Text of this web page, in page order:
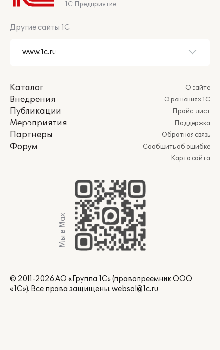
1С:Предприятие
Другие сайты 1С
Каталог
Внедрения
Публикации
Мероприятия
Партнеры
Форум
О сайте
О решениях 1С
Прайс-лист
Поддержка
Обратная связь
Сообщить об ошибке
Карта сайта
Мы в Max
© 2011-2026 АО «Группа 1С» (правопреемник ООО
«1С»). Все права защищены. websol@1c.ru